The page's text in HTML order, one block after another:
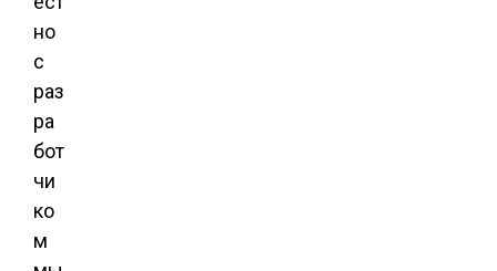
но
с
раз
ра
бот
чи
ко
м